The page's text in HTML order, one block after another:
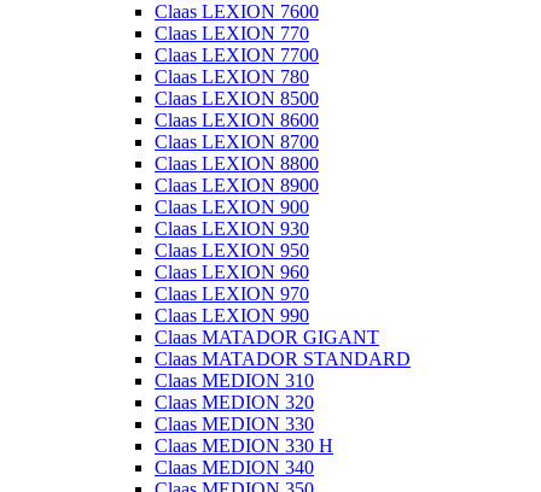
Claas LEXION 7600
Claas LEXION 770
Claas LEXION 7700
Claas LEXION 780
Claas LEXION 8500
Claas LEXION 8600
Claas LEXION 8700
Claas LEXION 8800
Claas LEXION 8900
Claas LEXION 900
Claas LEXION 930
Claas LEXION 950
Claas LEXION 960
Claas LEXION 970
Claas LEXION 990
Claas MATADOR GIGANT
Claas MATADOR STANDARD
Claas MEDION 310
Claas MEDION 320
Claas MEDION 330
Claas MEDION 330 H
Claas MEDION 340